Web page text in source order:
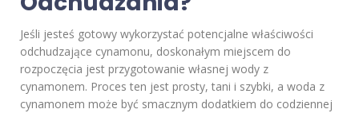
Jeśli jesteś gotowy wykorzystać potencjalne właściwości
odchudzające cynamonu, doskonałym miejscem do
rozpoczęcia jest przygotowanie własnej wody z
cynamonem. Proces ten jest prosty, tani i szybki, a woda z
cynamonem może być smacznym dodatkiem do codziennej